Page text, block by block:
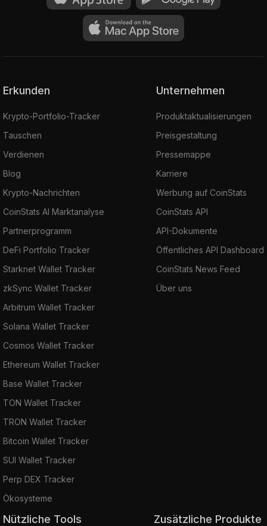
Erkunden
Krypto-Portfolio-Tracker
Tauschen
Verdienen
Blog
Krypto-Nachrichten
CoinStats AI Marktanalyse
Partnerprogramm
DeFi Portfolio Tracker
Starknet Wallet Tracker
zkSync Wallet Tracker
Arbitrum Wallet Tracker
Solana Wallet Tracker
Cosmos Wallet Tracker
Ethereum Wallet Tracker
Base Wallet Tracker
TON Wallet Tracker
TRON Wallet Tracker
Bitcoin Wallet Tracker
SUI Wallet Tracker
Perp DEX Tracker
Ökosysteme
Unternehmen
Produktaktualisierungen
Preisgestaltung
Pressemappe
Karriere
Werbung auf CoinStats
CoinStats API
API-Dokumente
Öffentliches API Dashboard
CoinStats News Feed
Über uns
Nützliche Tools Zusätzliche Produkte